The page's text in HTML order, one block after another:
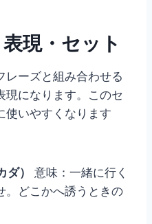
現・セット
レーズと組み合わせる
現になります。このセ
使いやすくなります
）
意味：一緒に行く
。どこかへ誘うときの